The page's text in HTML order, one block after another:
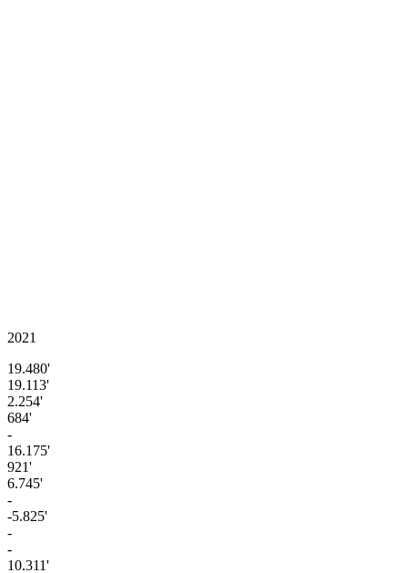
2021
19.480'
19.113'
2.254'
684'
-
16.175'
921'
6.745'
-
-5.825'
-
-
10.311'